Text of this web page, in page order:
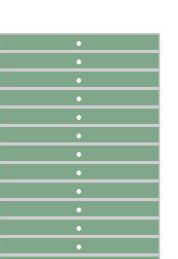
●
●
●
●
●
●
●
●
●
●
●
●